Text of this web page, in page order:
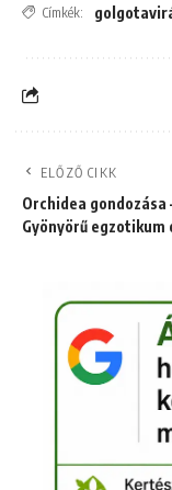
Címkék:
ELŐZŐ CIKK
Orchidea gondozása
Gyönyörű egzotikum